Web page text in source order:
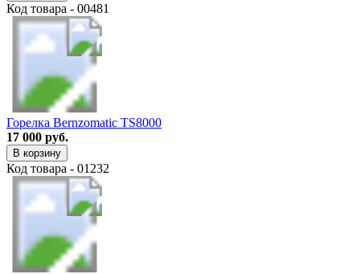
Код товара - 00481
Горелка Bernzomatic TS8000
17 000 руб.
В корзину
Код товара - 01232